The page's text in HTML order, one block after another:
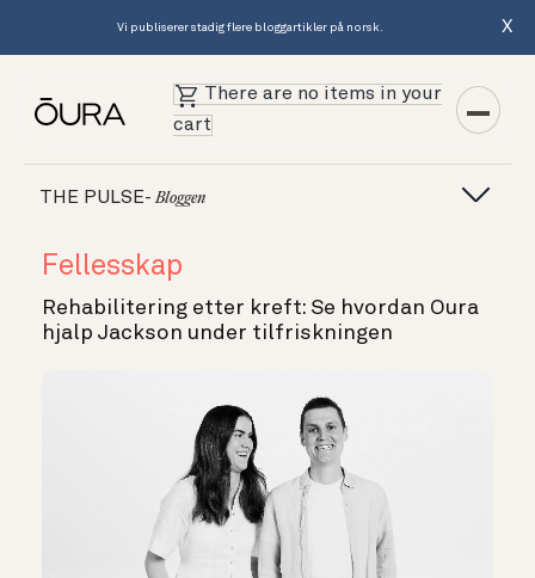
Vi publiserer stadig flere bloggartikler på norsk. X
There are no items in your
cart
THE PULSE- Bloggen
Fellesskap
Rehabilitering etter kreft: Se hvordan Oura
hjalp Jackson under tilfriskningen